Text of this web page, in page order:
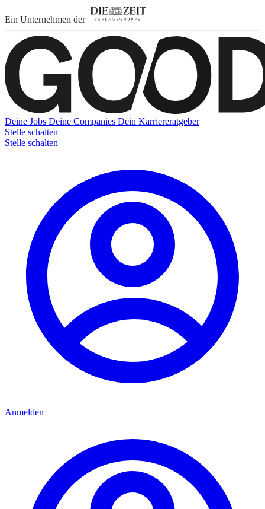
Ein Unternehmen der
Deine Jobs Deine Companies Dein Karriereratgeber
Stelle schalten
Stelle schalten
Anmelden